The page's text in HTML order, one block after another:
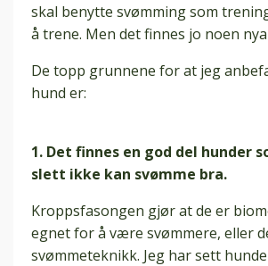
skal benytte svømming som
å trene. Men det finnes jo noen
De topp grunnene for at jeg
hund er:
1. Det finnes en god del hunder
slett ikke kan svømme bra.
Kroppsfasongen gjør at de er
egnet for å være svømmere, eller
svømmeteknikk. Jeg har sett